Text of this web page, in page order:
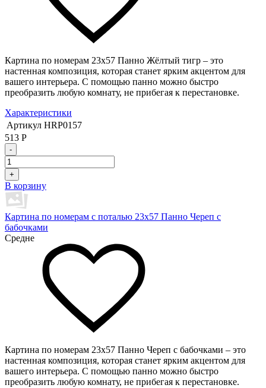
Картина по номерам 23х57 Панно Жёлтый тигр – это
настенная композиция, которая станет ярким акцентом для
вашего интерьера. С помощью панно можно быстро
преобразить любую комнату, не прибегая к перестановке.
Характеристики
Артикул HRP0157
513 Р
-
+
В корзину
Картина по номерам с поталью 23х57 Панно Череп с
бабочками
Средне
Картина по номерам 23х57 Панно Череп с бабочками – это
настенная композиция, которая станет ярким акцентом для
вашего интерьера. С помощью панно можно быстро
преобразить любую комнату, не прибегая к перестановке.